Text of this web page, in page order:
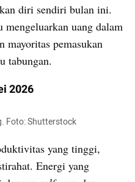
diri sendiri bulan ini.
mengeluarkan uang dalam
mayoritas pemasukan
tabungan.
2026
Foto: Shutterstock
yang tinggi,
Energi yang